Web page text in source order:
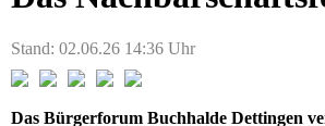
Stand: 02.06.26 14:36 Uhr
Das Bürgerforum Buchhalde Dettingen